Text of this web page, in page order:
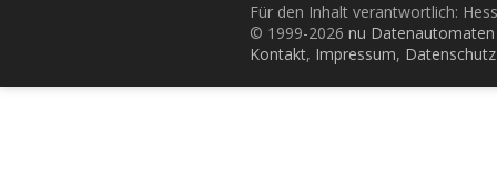
Für den Inhalt verantwortlich:
© 1999-2026 nu
Kontakt, Impressum, Datenschutz